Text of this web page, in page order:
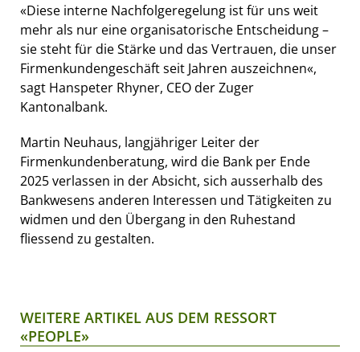
«Diese interne Nachfolgeregelung ist für uns weit
mehr als nur eine organisatorische Entscheidung –
sie steht für die Stärke und das Vertrauen, die unser
Firmenkundengeschäft seit Jahren auszeichnen«,
sagt Hanspeter Rhyner, CEO der Zuger
Kantonalbank.
Martin Neuhaus, langjähriger Leiter der
Firmenkundenberatung, wird die Bank per Ende
2025 verlassen in der Absicht, sich ausserhalb des
Bankwesens anderen Interessen und Tätigkeiten zu
widmen und den Übergang in den Ruhestand
fliessend zu gestalten.
WEITERE ARTIKEL AUS DEM RESSORT
«PEOPLE»